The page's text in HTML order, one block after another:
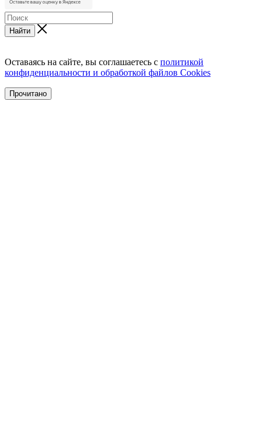
Найти
Оставаясь на сайте, вы соглашаетесь с политикой
конфиденциальности и обработкой файлов Cookies
Прочитано